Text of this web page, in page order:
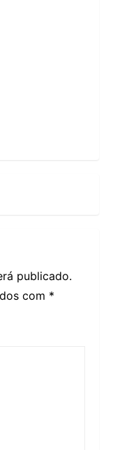
publicado.
com *